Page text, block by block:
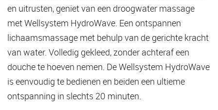
en uitrusten, geniet van een droogwater massage
met Wellsystem HydroWave. Een ontspannen
lichaamsmassage met behulp van de gerichte kracht
van water. Volledig gekleed, zonder achteraf een
douche te hoeven nemen. De Wellsystem HydroWave
is eenvoudig te bedienen en beiden een ultieme
ontspanning in slechts 20 minuten.